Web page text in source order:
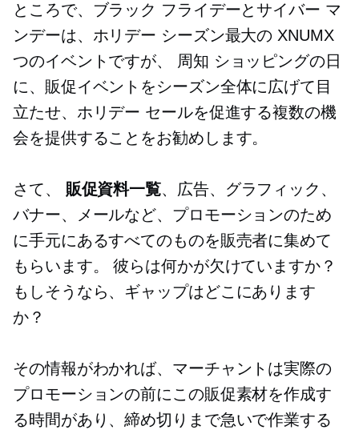
ところで、ブラック フライデーとサイバー マ
ンデーは、ホリデー シーズン最大の XNUMX
つのイベントですが、 周知 ショッピングの日
に、販促イベントをシーズン全体に広げて目
立たせ、ホリデー セールを促進する複数の機
会を提供することをお勧めします。
さて、 販促資料一覧、広告、グラフィック、
バナー、メールなど、プロモーションのため
に手元にあるすべてのものを販売者に集めて
もらいます。 彼らは何かが欠けていますか？
もしそうなら、ギャップはどこにあります
か？
その情報がわかれば、マーチャントは実際の
プロモーションの前にこの販促素材を作成す
る時間があり、締め切りまで急いで作業する